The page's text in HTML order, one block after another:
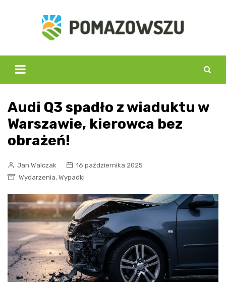
Audi Q3 spadło z wiaduktu w
Warszawie, kierowca bez
obrażeń!
Jan Walczak
16 października 2025
Wydarzenia, Wypadki